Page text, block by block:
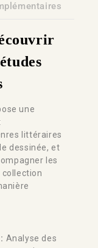
une
littéraires
dessinée, et
les
collection
Analyse des